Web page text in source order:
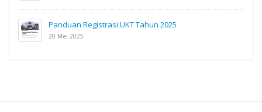
Panduan Registrasi UKT Tahun 2025
20 Mei 2025